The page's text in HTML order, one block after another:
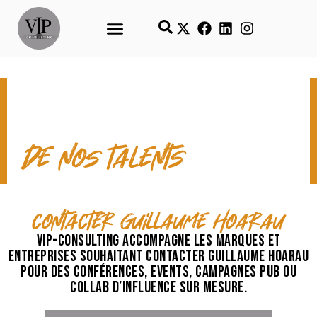
CONTACT & TEMPS FORTS
de nos talents
contacter Guillaume Hoarau
VIP-Consulting accompagne les marques et
entreprises souhaitant contacter Guillaume Hoarau
pour des conférences, events, campagnes pub ou
collab d’influence sur mesure.